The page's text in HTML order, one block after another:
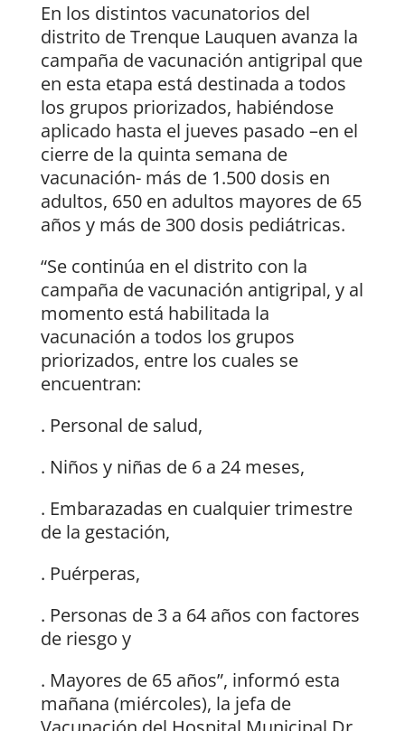
En los distintos vacunatorios del
distrito de Trenque Lauquen avanza la
campaña de vacunación antigripal que
en esta etapa está destinada a todos
los grupos priorizados, habiéndose
aplicado hasta el jueves pasado –en el
cierre de la quinta semana de
vacunación- más de 1.500 dosis en
adultos, 650 en adultos mayores de 65
años y más de 300 dosis pediátricas.
“Se continúa en el distrito con la
campaña de vacunación antigripal, y al
momento está habilitada la
vacunación a todos los grupos
priorizados, entre los cuales se
encuentran:
. Personal de salud,
. Niños y niñas de 6 a 24 meses,
. Embarazadas en cualquier trimestre
de la gestación,
. Puérperas,
. Personas de 3 a 64 años con factores
de riesgo y
. Mayores de 65 años”, informó esta
mañana (miércoles), la jefa de